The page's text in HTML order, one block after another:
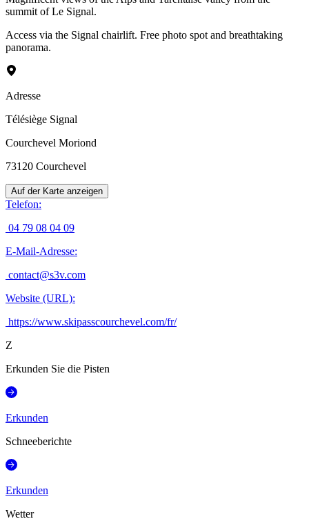
summit of Le Signal.
Access via the Signal chairlift. Free photo spot and breathtaking
panorama.
Adresse
Télésiège Signal
Courchevel Moriond
73120 Courchevel
Auf der Karte anzeigen
Telefon:
04 79 08 04 09
E-Mail-Adresse:
contact@s3v.com
Website (URL):
https://www.skipasscourchevel.com/fr/
Z
Erkunden Sie die Pisten
Erkunden
Schneeberichte
Erkunden
Wetter